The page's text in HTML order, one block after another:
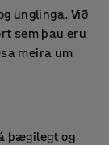
unglinga. Við
sem þau eru
meira um
þægilegt og